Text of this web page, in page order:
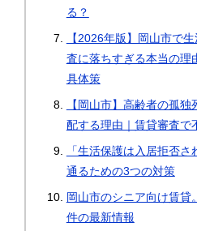
る？
【2026年版】岡山市で
査に落ちすぎる本当の理
具体策
【岡山市】高齢者の孤
配する理由｜賃貸審査で
「生活保護は入居拒否
通るための3つの対策
岡山市のシニア向け賃貸
件の最新情報